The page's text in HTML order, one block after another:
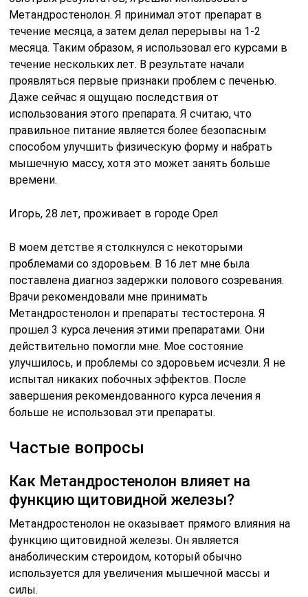
Метандростенолон. Я принимал этот препарат в
течение месяца, а затем делал перерывы на 1-2
месяца. Таким образом, я использовал его курсами в
течение нескольких лет. В результате начали
проявляться первые признаки проблем с печенью.
Даже сейчас я ощущаю последствия от
использования этого препарата. Я считаю, что
правильное питание является более безопасным
способом улучшить физическую форму и набрать
мышечную массу, хотя это может занять больше
времени.
Игорь, 28 лет, проживает в городе Орел
В моем детстве я столкнулся с некоторыми
проблемами со здоровьем. В 16 лет мне была
поставлена диагноз задержки полового созревания.
Врачи рекомендовали мне принимать
Метандростенолон и препараты тестостерона. Я
прошел 3 курса лечения этими препаратами. Они
действительно помогли мне. Мое состояние
улучшилось, и проблемы со здоровьем исчезли. Я не
испытал никаких побочных эффектов. После
завершения рекомендованного курса лечения я
больше не использовал эти препараты.
Частые вопросы
Как Метандростенолон влияет на
функцию щитовидной железы?
Метандростенолон не оказывает прямого влияния на
функцию щитовидной железы. Он является
анаболическим стероидом, который обычно
используется для увеличения мышечной массы и
силы.